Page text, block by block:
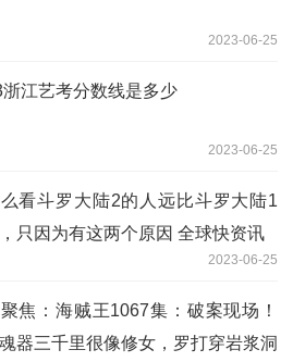
2023-06-25
浙江艺考分数线是多少
2023-06-25
看斗罗大陆2的人远比斗罗大陆1
只因为有这两个原因 全球快资讯
2023-06-25
焦：海贼王1067集：破案现场！
器三千里很像修女，罗打穿岩浆洞